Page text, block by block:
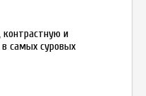
контрастную и
самых суровых